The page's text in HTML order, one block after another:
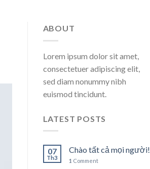
ABOUT
Lorem ipsum dolor sit amet,
consectetuer adipiscing elit,
sed diam nonummy nibh
euismod tincidunt.
LATEST POSTS
07
Th3
Chào tất cả mọi người!
1 Comment